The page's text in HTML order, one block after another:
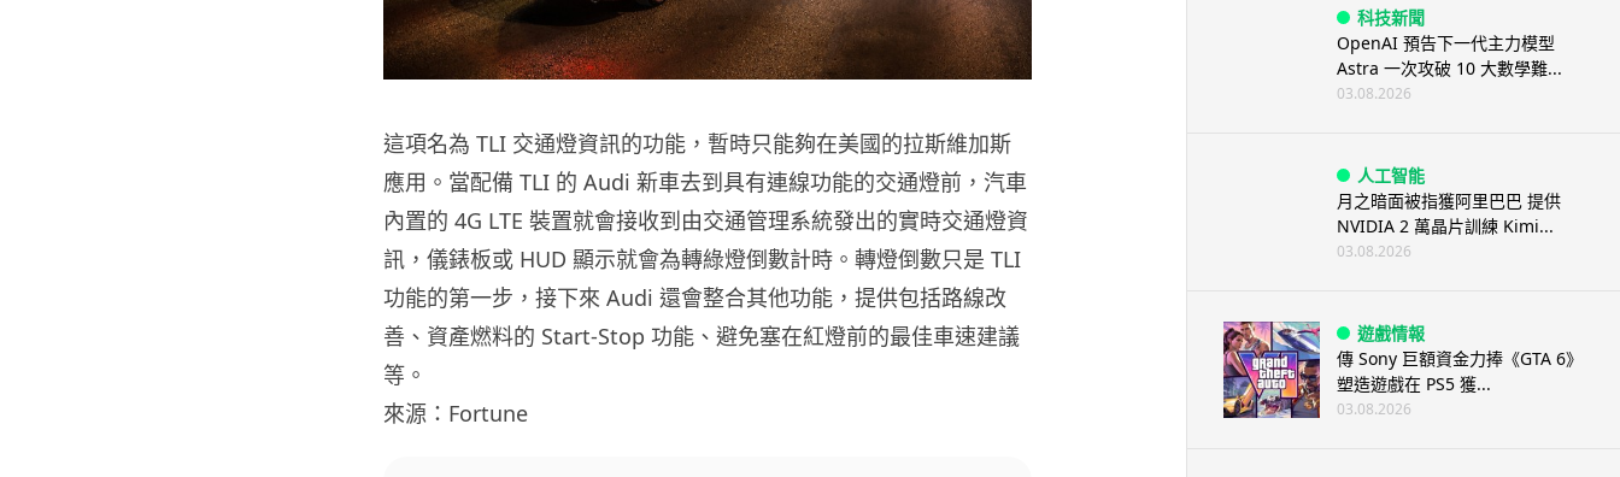
這項名為 TLI 交通燈資訊的功能，暫時只能夠在美國的拉斯維加斯
應用。當配備 TLI 的 Audi 新車去到具有連線功能的交通燈前，汽車
內置的 4G LTE 裝置就會接收到由交通管理系統發出的實時交通燈資
訊，儀錶板或 HUD 顯示就會為轉綠燈倒數計時。轉燈倒數只是 TLI
功能的第一步，接下來 Audi 還會整合其他功能，提供包括路線改
善、資產燃料的 Start-Stop 功能、避免塞在紅燈前的最佳車速建議
等。
來源：Fortune
科技新聞
OpenAI 預告下一代主力模型
Astra 一次攻破 10 大數學難...
03.08.2026
人工智能
月之暗面被指獲阿里巴巴 提供
NVIDIA 2 萬晶片訓練 Kimi...
03.08.2026
遊戲情報
傳 Sony 巨額資金力捧《GTA 6》
塑造遊戲在 PS5 獲...
03.08.2026